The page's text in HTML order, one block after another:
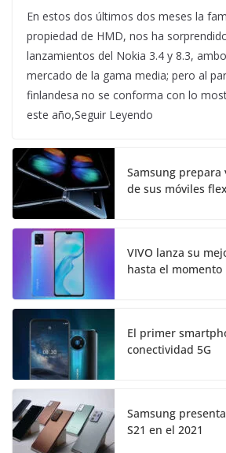
En estos dos últimos dos meses la
propiedad de HMD, nos ha
lanzamientos del Nokia 3.4 y 8.3,
mercado de la gama media; pero al
finlandesa no se conforma con lo
este año,Seguir Leyendo
Samsung prepara
de sus móviles
VIVO lanza su
hasta el momento
El primer
conectividad 5G
Samsung
S21 en el 2021